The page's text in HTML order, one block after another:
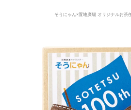
そうにゃん×置地廣場 オリジナルお茶